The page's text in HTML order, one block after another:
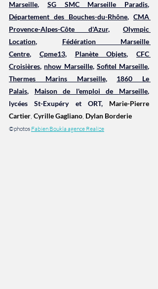
Marseille, SG SMC Marseille Paradis
Département des Bouches-du-Rhône, CMA
Provence-Alpes-Côte d'Azur, Olympic
Location, Fédération Marseille
Centre, Cpme13, Planète Objets, CFC
Croisières, nhow Marseille, Sofitel Marseille
Thermes Marins Marseille, 1860 Le
Palais, Maison de l'emploi de Marseille,
lycées St-Exupéry et ORT, Marie-Pierre
Cartier Cyrille Gagliano Dylan Borderie
©photos Fabien Boukla agence Realize